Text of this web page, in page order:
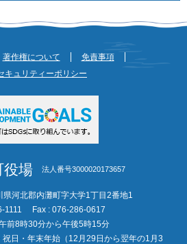
著作権について
免責事項
キュリティーポリシー
役場 法人番号3000020173657
河北郡内灘町字大学1丁目2番地1
1111
Fax : 076-286-0617
前8時30分から午後5時15分
日・年末年始（12月29日から翌年の1月3